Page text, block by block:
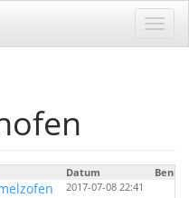
Datum
2017-07-08 22:41